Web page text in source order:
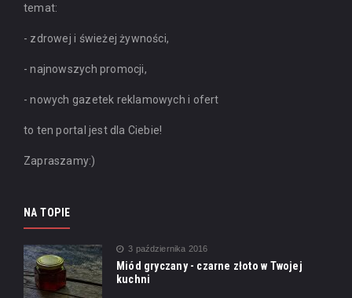
temat:
- zdrowej i świeżej żywności,
- najnowszych promocji,
- nowych gazetek reklamowych i ofert
to ten portal jest dla Ciebie!
Zapraszamy:)
NA TOPIE
3 października 2016
Miód gryczany - czarne złoto w Twojej
kuchni